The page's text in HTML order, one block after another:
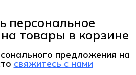
персональное
товары в корзине
предложения на
свяжитесь с нами